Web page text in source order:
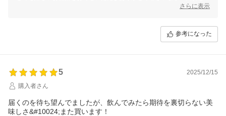
さらに表示
参考になった
5
2025/12/15
購入者さん
届くのを待ち望んでましたが、飲んでみたら期待を裏切らない美
味しさ&#10024;また買います！